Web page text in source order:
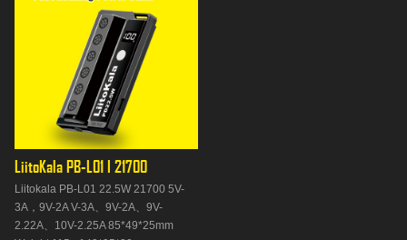
LiitoKala PB-L01 I 21700
Liitokala PB-L01 22.5W 21700 5V-
3A，9V-2A V-3A、9V-2A、9V-
2.22A、10V-2.25A 85*49*25mm